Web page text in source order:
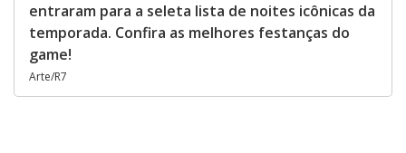
entraram para a seleta lista de noites icônicas da
temporada. Confira as melhores festanças do
game!
Arte/R7